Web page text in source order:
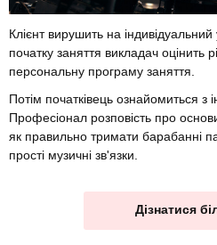
Клієнт вирушить на
початку заняття викладач оцінить
персональну програму заняття.
Потім початківець ознайомиться з
Професіонал розповість про
як правильно тримати барабанні
прості музичні зв'язки.
Дізнатися